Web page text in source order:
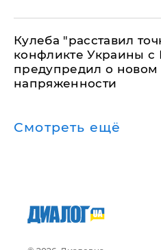
Кулеба "расставил
конфликте Украины
предупредил о новом
напряженности
Смотреть ещё